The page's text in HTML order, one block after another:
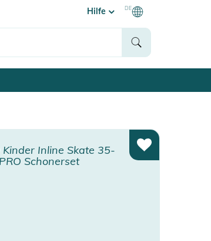
Hilfe DE
Kinder Inline Skate 35-
Schonerset